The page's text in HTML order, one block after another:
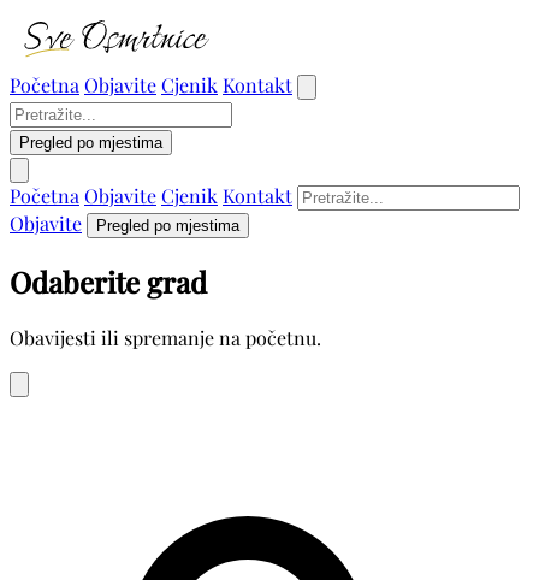
Početna ObjaviteCjenik Kontakt
Pregled po mjestima
Početna ObjaviteCjenik Kontakt
Objavite
Pregled po mjestima
Odaberite grad
Obavijesti ili spremanje na početnu.